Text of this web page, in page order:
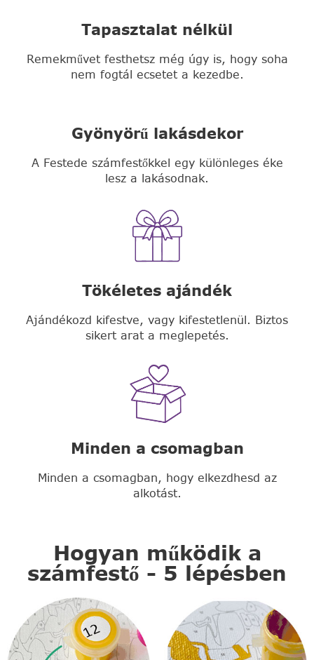
Tapasztalat nélkül
Remekművet festhetsz még úgy is, hogy soha
nem fogtál ecsetet a kezedbe.
Gyönyörű lakásdekor
A Festede számfestőkkel egy különleges éke
lesz a lakásodnak.
Tökéletes ajándék
Ajándékozd kifestve, vagy kifestetlenül. Biztos
sikert arat a meglepetés.
Minden a csomagban
Minden a csomagban, hogy elkezdhesd az
alkotást.
Hogyan működik a
számfestő - 5 lépésben